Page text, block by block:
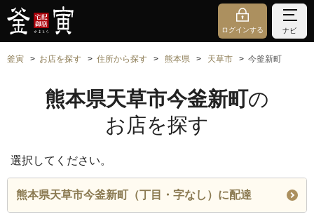
ログインする ナビ
釜寅 お店を探す 住所から探す 熊本県 天草市 今釜新町
熊本県天草市今釜新町の
お店を探す
選択してください。
熊本県天草市今釜新町（丁目・字なし）に配達